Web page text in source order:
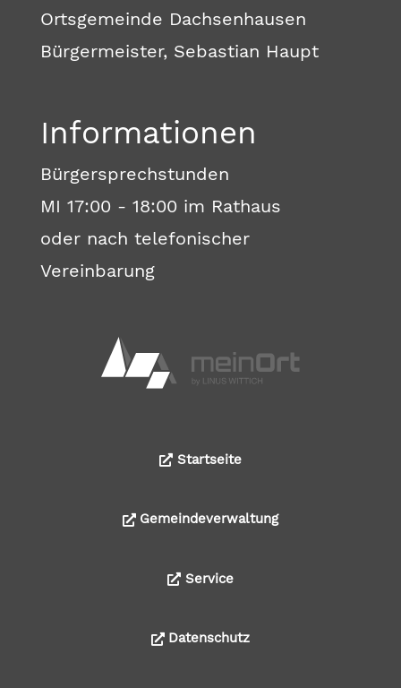
Ortsgemeinde Dachsenhausen
Bürgermeister, Sebastian Haupt
Informationen
Bürgersprechstunden
MI 17:00 - 18:00 im Rathaus
oder nach telefonischer
Vereinbarung
Startseite
Gemeindeverwaltung
Service
Datenschutz